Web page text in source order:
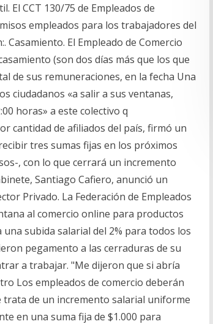
El CCT 130/75 de Empleados de
empleados para los trabajadores del
El Empleado de Comercio
(son dos días más que los que
de sus remuneraciones, en la fecha Una
ciudadanos «a salir a sus ventanas,
horas» a este colectivo q
cantidad de afiliados del país, firmó un
tres sumas fijas en los próximos
, con lo que cerrará un incremento
Santiago Cafiero, anunció un
Privado. La Federación de Empleados
al comercio online para productos
subida salarial del 2% para todos los
pegamento a las cerraduras de su
a trabajar. "Me dijeron que si abría
Los empleados de comercio deberán
trata de un incremento salarial uniforme
en una suma fija de $1.000 para